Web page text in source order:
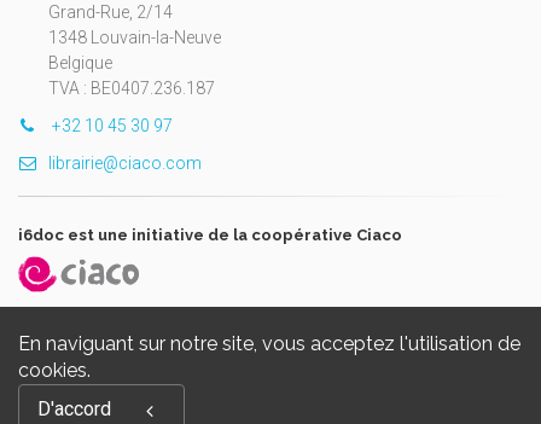
En naviguant sur notre site, vous acceptez l'utilisation de
cookies.
D'accord
Grand-Rue, 2/14
1348 Louvain-la-Neuve
Belgique
TVA : BE0407.236.187
+32 10 45 30 97
librairie@ciaco.com
i6doc est une initiative de la coopérative Ciaco